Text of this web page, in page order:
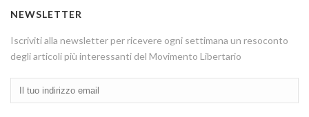
NEWSLETTER
Iscriviti alla newsletter per ricevere ogni settimana un resoconto
degli articoli più interessanti del Movimento Libertario